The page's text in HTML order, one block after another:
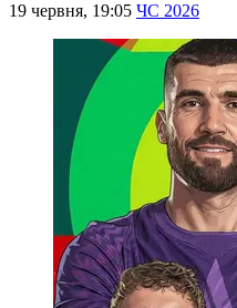
19 червня, 19:05 ЧС 2026